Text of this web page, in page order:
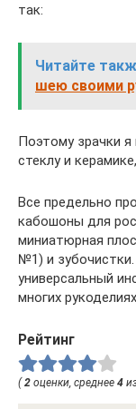
так:
Читайте
шею своими
Поэтому зрачки
стеклу и
Все предельно
кабошоны для
миниатюрная
№1) и
универсальный
многих
Рейтинг
(2 оценки, среднее 4